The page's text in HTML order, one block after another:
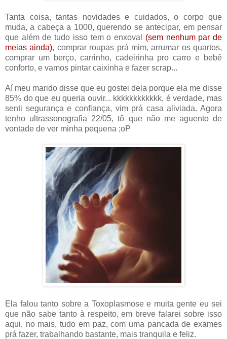
Tanta coisa, tantas novidades e cuidados, o corpo que
muda, a cabeça a 1000, querendo se antecipar, em pensar
que além de tudo isso tem o enxoval (sem nenhum par de
meias ainda), comprar roupas prá mim, arrumar os quartos,
comprar um berço, carrinho, cadeirinha pro carro e bebê
conforto, e vamos pintar caixinha e fazer scrap...
Aí meu marido disse que eu gostei dela porque ela me disse
85% do que eu queria ouvir... kkkkkkkkkkkk, é verdade, mas
senti segurança e confiança, vim prá casa aliviada. Agora
tenho ultrassonografia 22/05, tô que não me aguento de
vontade de ver minha pequena ;oP
Ela falou tanto sobre a Toxoplasmose e muita gente eu sei
que não sabe tanto à respeito, em breve falarei sobre isso
aqui, no mais, tudo em paz, com uma pancada de exames
prá fazer, trabalhando bastante, mais tranquila e feliz.